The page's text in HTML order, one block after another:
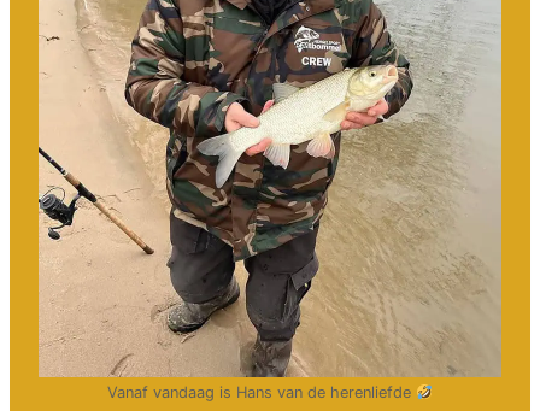
Vanaf vandaag is Hans van de herenliefde